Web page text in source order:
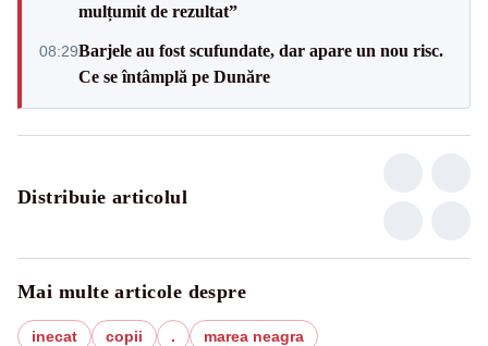
mulțumit de rezultat”
08:29Barjele au fost scufundate, dar apare un nou risc.
Ce se întâmplă pe Dunăre
Distribuie articolul
Mai multe articole despre
inecat copii . marea neagra